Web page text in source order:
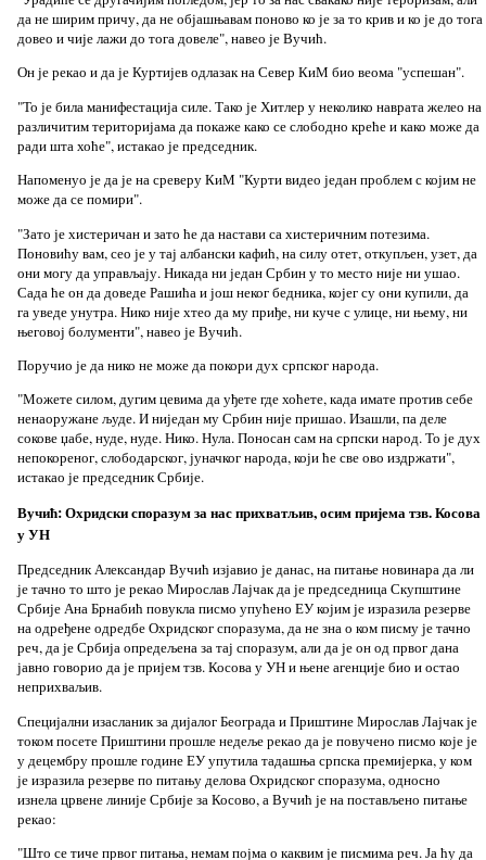
да не ширим причу, да не објашњавам поново ко је за то крив и ко је до тога
довео и чије лажи до тога довеле", навео је Вучић.
Он је рекао и да је Куртијев одлазак на Север КиМ био веома "успешан".
"То је била манифестација силе. Тако је Хитлер у неколико наврата желео на
различитим територијама да покаже како се слободно креће и како може да
ради шта хоће", истакао је председник.
Напоменуо је да је на среверу КиМ "Курти видео један проблем с којим не
може да се помири".
"Зато је хистеричан и зато ће да настави са хистеричним потезима.
Поновићу вам, сео је у тај албански кафић, на силу отет, откупљен, узет, да
они могу да управљају. Никада ни један Србин у то место није ни ушао.
Сада ће он да доведе Рашића и још неког бедника, којег су они купили, да
га уведе унутра. Нико није хтео да му приђе, ни куче с улице, ни њему, ни
његовој болументи", навео је Вучић.
Поручио је да нико не може да покори дух српског народа.
"Можете силом, дугим цевима да уђете где хоћете, када имате против себе
ненаоружане људе. И ниједан му Србин није пришао. Изашли, па деле
сокове џабе, нуде, нуде. Нико. Нула. Поносан сам на српски народ. То је дух
непокореног, слободарског, јуначког народа, који ће све ово издржати",
истакао је председник Србије.
Вучић: Охридски споразум за нас прихватљив, осим пријема тзв. Косова
у УН
Председник Александар Вучић изјавио је данас, на питање новинара да ли
је тачно то што је рекао Мирослав Лајчак да је председница Скупштине
Србије Ана Брнабић повукла писмо упућено ЕУ којим је изразила резерве
на одређене одредбе Охридског споразума, да не зна о ком писму је тачно
реч, да је Србија опредељена за тај споразум, али да је он од првог дана
јавно говорио да је пријем тзв. Косова у УН и њене агенције био и остао
неприхваљив.
Специјални изасланик за дијалог Београда и Приштине Мирослав Лајчак је
током посете Приштини прошле недеље рекао да је повучено писмо које је
у децембру прошле године ЕУ упутила тадашња српска премијерка, у ком
је изразила резерве по питању делова Охридског споразума, односно
изнела црвене линије Србије за Косово, а Вучић је на постављено питање
рекао:
"Што се тиче првог питања, немам појма о каквим је писмима реч. Ја ћу да